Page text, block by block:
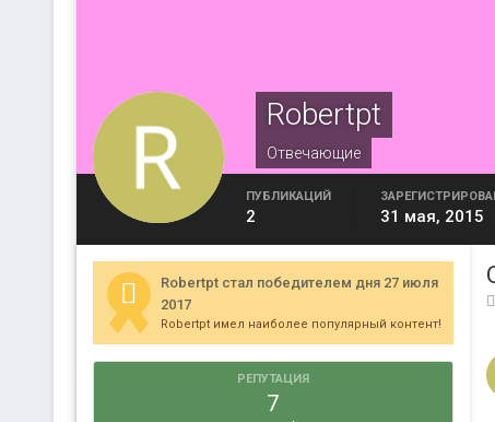
Robertpt
Отвечающие
ПУБЛИКАЦИЙ
2 31 мая, 2015
Robertpt стал победителем дня 27 июля
2017
Robertpt имел наиболее популярный контент!
РЕПУТАЦИЯ
7